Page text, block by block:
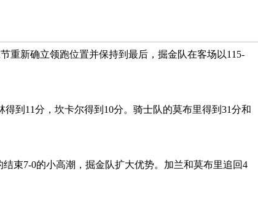
重新确立领跑位置并保持到最后，掘金队在客场以115-
到11分，坎卡尔得到10分。骑士队的莫布里得到31分和
束7-0的小高潮，掘金队扩大优势。加兰和莫布里追回4